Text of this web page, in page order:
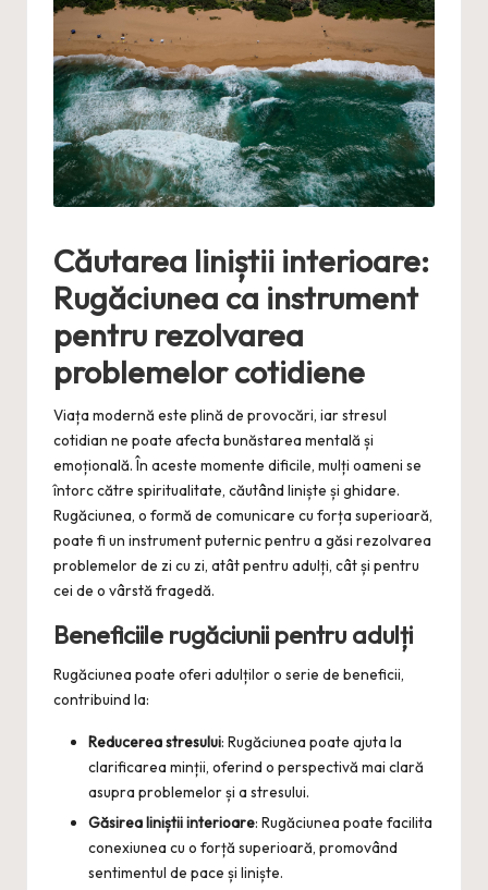
Căutarea liniștii interioare:
Rugăciunea ca instrument
pentru rezolvarea
problemelor cotidiene
Viața modernă este plină de provocări, iar stresul
cotidian ne poate afecta bunăstarea mentală și
emoțională. În aceste momente dificile, mulți oameni se
întorc către spiritualitate, căutând liniște și ghidare.
Rugăciunea, o formă de comunicare cu forța superioară,
poate fi un instrument puternic pentru a găsi rezolvarea
problemelor de zi cu zi, atât pentru adulți, cât și pentru
cei de o vârstă fragedă.
Beneficiile rugăciunii pentru adulți
Rugăciunea poate oferi adulților o serie de beneficii,
contribuind la:
Reducerea stresului: Rugăciunea poate ajuta la
clarificarea minții, oferind o perspectivă mai clară
asupra problemelor și a stresului.
Găsirea liniștii interioare: Rugăciunea poate facilita
conexiunea cu o forță superioară, promovând
sentimentul de pace și liniște.